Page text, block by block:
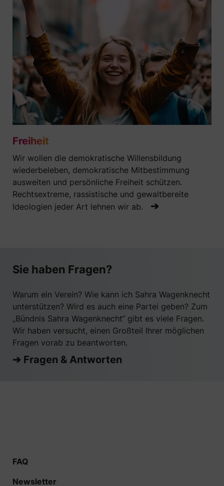
Freiheit
Wir wollen die demokratische Willensbildung
wiederbeleben, demokratische Mitbestimmung
ausweiten und persönliche Freiheit schützen.
Rechtsextreme, rassistische und gewaltbereite
Ideologien jeder Art lehnen wir ab.
➔
Sie haben Fragen?
Warum ein Verein? Wie kann ich Sahra Wagenknecht
unterstützen? Wird es auch eine Partei geben? Zum
„Bündnis Sahra Wagenknecht“ gibt es viele Fragen.
Wir haben versucht, einen Großteil Ihrer möglichen
Fragen vorab zu beantworten.
➔ Fragen & Antworten
FAQ
Newsletter